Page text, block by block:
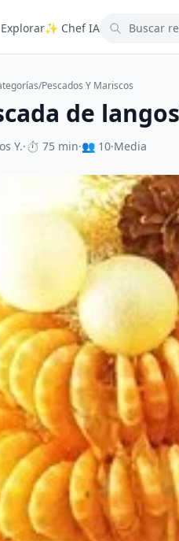
Explorar✨ Chef IA
/Pescados Y Mariscos
de
Y.·⏱ 75 min·👥 10·Media